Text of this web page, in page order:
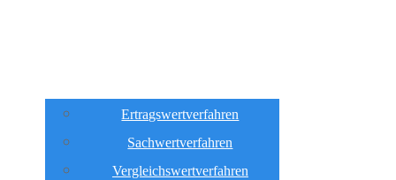
Ertragswertverfahren
Sachwertverfahren
Vergleichswertverfahren